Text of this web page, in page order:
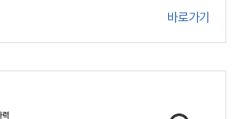
바로가기